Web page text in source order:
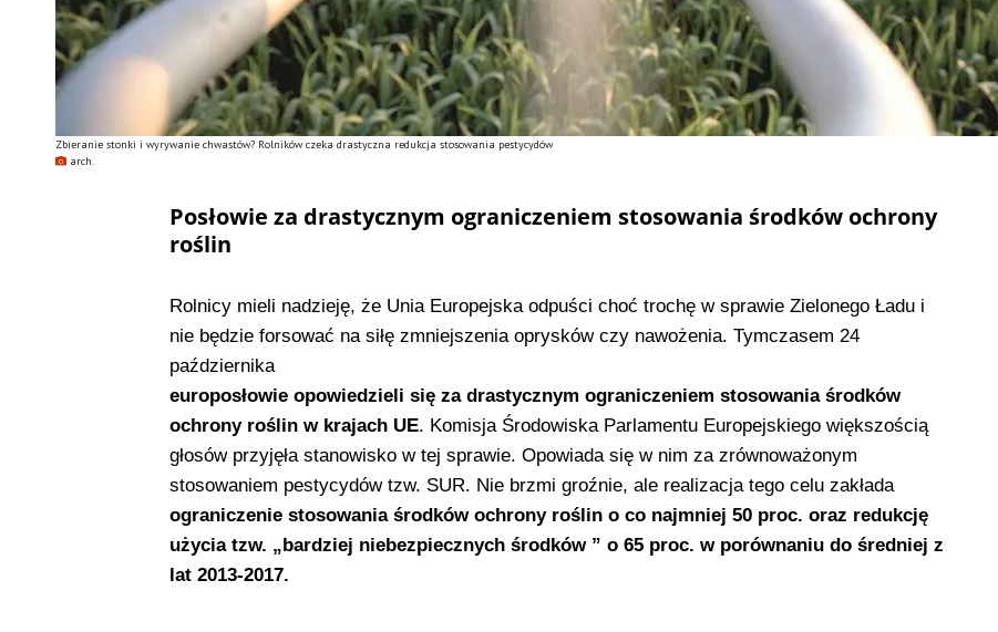
Zbieranie stonki i wyrywanie chwastów? Rolników czeka drastyczna redukcja stosowania pestycydów
arch.
Posłowie za drastycznym ograniczeniem stosowania środków ochrony
roślin
Rolnicy mieli nadzieję, że Unia Europejska odpuści choć trochę w sprawie Zielonego Ładu i
nie będzie forsować na siłę zmniejszenia oprysków czy nawożenia. Tymczasem 24
października
europosłowie opowiedzieli się za drastycznym ograniczeniem stosowania środków
ochrony roślin w krajach UE. Komisja Środowiska Parlamentu Europejskiego większością
głosów przyjęła stanowisko w tej sprawie. Opowiada się w nim za zrównoważonym
stosowaniem pestycydów tzw. SUR. Nie brzmi groźnie, ale realizacja tego celu zakłada
ograniczenie stosowania środków ochrony roślin o co najmniej 50 proc. oraz redukcję
użycia tzw. „bardziej niebezpiecznych środków ” o 65 proc. w porównaniu do średniej z
lat 2013-2017.